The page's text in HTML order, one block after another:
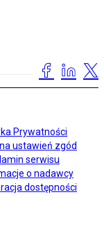
Prywatności
ustawień zgód
serwisu
o nadawcy
dostępności